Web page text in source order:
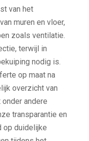
van het
muren en vloer,
zoals ventilatie.
terwijl in
nodig is.
op maat na
overzicht van
andere
transparantie en
op duidelijke